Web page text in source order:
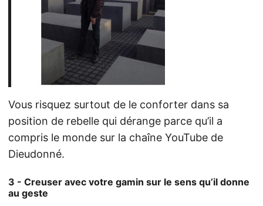
Vous risquez surtout de le conforter dans sa
position de rebelle qui dérange parce qu’il a
compris le monde sur la chaîne YouTube de
Dieudonné.
3 - Creuser avec votre gamin sur le sens qu’il donne
au geste